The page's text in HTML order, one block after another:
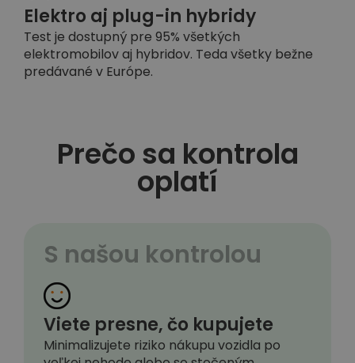
Elektro aj plug-in hybridy
Test je dostupný pre 95% všetkých
elektromobilov aj hybridov. Teda všetky bežne
predávané v Európe.
Prečo sa kontrola
oplatí
S našou kontrolou
Viete presne, čo kupujete
Minimalizujete riziko nákupu vozidla po